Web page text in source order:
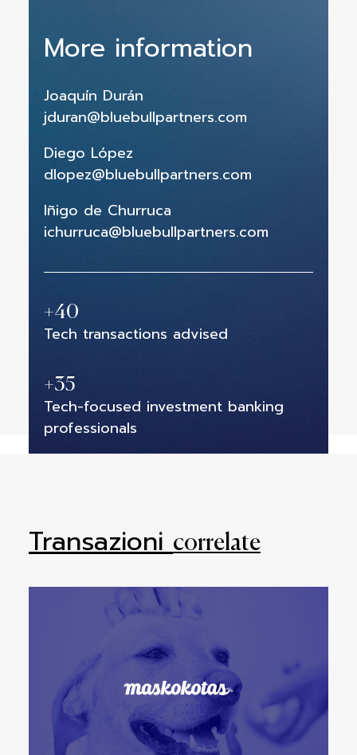
More information
Joaquín Durán
jduran@bluebullpartners.com
Diego López
dlopez@bluebullpartners.com
Iñigo de Churruca
ichurruca@bluebullpartners.com
+40
Tech transactions advised
+35
Tech-focused investment banking
professionals
Transazionicorrelate